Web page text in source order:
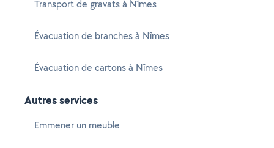
Transport de gravats à Nîmes
Évacuation de branches à Nîmes
Évacuation de cartons à Nîmes
Autres services
Emmener un meuble